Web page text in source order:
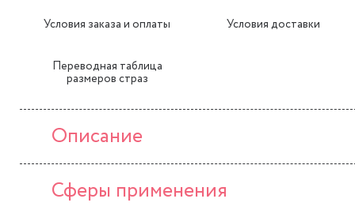
Условия заказа и оплаты Условия доставки
Переводная таблица
размеров страз
Описание
Сферы применения